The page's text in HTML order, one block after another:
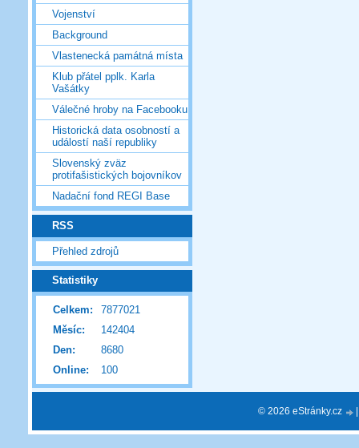
Vojenství
Background
Vlastenecká památná místa
Klub přátel pplk. Karla
Vašátky
Válečné hroby na Facebooku
Historická data osobností a
událostí naší republiky
Slovenský zväz
protifašistických bojovníkov
Nadační fond REGI Base
RSS
Přehled zdrojů
Statistiky
Online: 100
Celkem:
7877021
Měsíc:
142404
Den:
8680
© 2026 eStránky.cz